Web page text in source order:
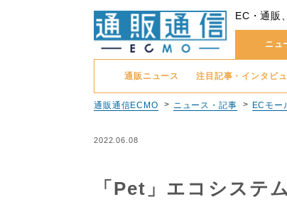
EC・通販
ニュ
通販ニュース 注目記事・インタビ
通販通信ECMO ニュース・記事 ECモー
2022.06.08
「Pet」エコシステ